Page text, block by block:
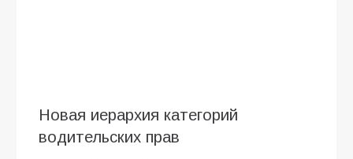
Новая иерархия категорий
водительских прав